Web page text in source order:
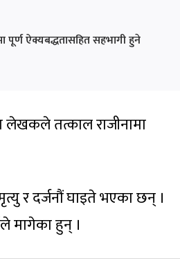
पूर्ण ऐक्यबद्धतासहित सहभागी हुने
लेखकले तत्काल राजीनामा
र दर्जनौं घाइते भएका छन् ।
मागेका हुन् ।